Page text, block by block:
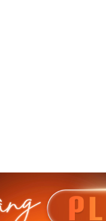
Casio
230EL-